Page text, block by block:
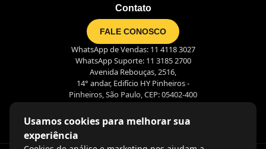
Contato
FALE CONOSCO
WhatsApp de Vendas: 11 4118 3027
WhatsApp Suporte: 11 3185 2700
Avenida Rebouças, 2516,
14° andar, Edifício HY Pinheiros -
Pinheiros, São Paulo, CEP: 05402-400
Usamos cookies para melhorar sua
experiência